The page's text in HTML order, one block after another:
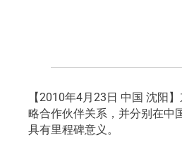
【2010年4月23日 中国 沈阳
略合作伙伴关系，并分别在中
具有里程碑意义。